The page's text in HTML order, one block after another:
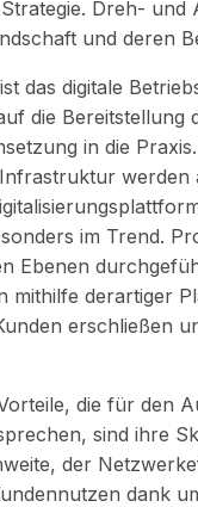
Dreh- und
und deren
das digitale
die Bereitstellung
in die
werden
im Trend.
Ebenen
mithilfe derartiger
erschließen
die für den
sind ihre
der
dank